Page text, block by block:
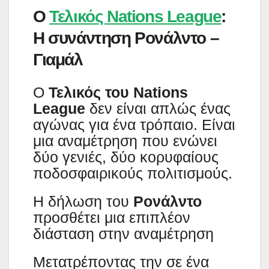
ΟΤελικός Nations League:
Η συνάντηση Ρονάλντο –
Γιαμάλ
Ο Τελικός του Nations
League δεν είναι απλώς ένας
αγώνας για ένα τρόπαιο. Είναι
μια αναμέτρηση που ενώνει
δύο γενιές, δύο κορυφαίους
ποδοσφαιρικούς πολιτισμούς.
Η δήλωση του Ρονάλντο
προσθέτει μια επιπλέον
διάσταση στην αναμέτρηση
Μετατρέποντας την σε ένα